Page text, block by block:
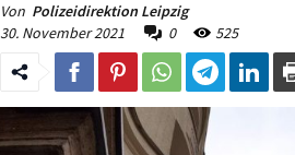
Von Polizeidirektion Leipzig
30. November 2021
0 525